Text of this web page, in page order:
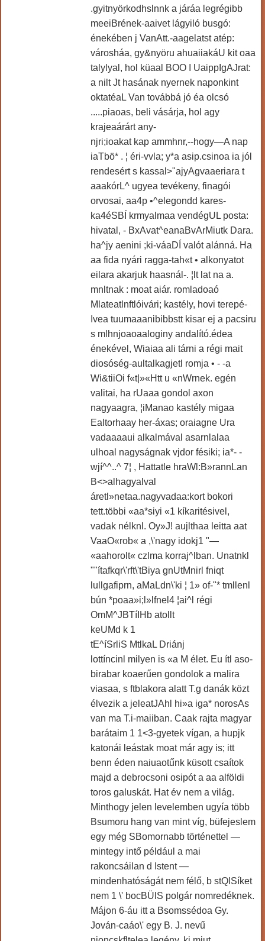
.gyitnyörkodhslnnk a járáa legrégibb
meeiBrének-aaivet lágyiló busgó:
énekében j VanAtt.-aagelatst atép:
városháa, gy&nyöru ahuaiiakáU kit oaa
talylyal, hol küaal BOO I UaippIgAJrat:
a nilt Jt hasának nyernek naponkint
oktatéaL Van továbbá jó éa olcsó
.....piaoas, beli vásárja, hol agy
krajeaárárt any-
njri;ioakat kap ammhnr,--hogy—A nap
iaTbö* . ¦ éri-vvla; y*a asip.csinoa ia jól
rendesért s kassal>"ajyAgvaaeriara t
aaakórL^ ugyea tevékeny, finagói
orvosai, aa4p •^elegondd kares-
ka4éSBÍ krmyalmaa vendégUL posta:
hivatal, - BxAvat^eanaBvArMiutk Dara.
ha^jy aenini ;ki-váaDÍ valót alánná. Ha
aa fida nyári ragga-tah«t • alkonyatot
eilara akarjuk haasnál-. ¦lt lat na a.
mnltnak : moat aiár. romladoaó
Mlateatlnftlóivári; kastély, hovi terepé-
Ivea tuumaaanibibbstt kisar ej a pacsiru
s mlhnjoaoaaloginy andalító.édea
énekével, Wiaiaa ali tárni a régi mait
diosóség-aultalkagjetl romja • - -a
Wi&tiiOi f«t|»«Htt u «nWrnek. egén
valitai, ha rUaaa gondol axon
nagyaagra, ¦iManao kastély migaa
Ealtorhaay her-áxas; oraiagne Ura
vadaaaaui alkalmával asarnlalaa
ulhoal nagyságnak vjdor fésiki; ia*- -
wjí^^..^ 7¦ , Hattatle hraWl:B»rannLan
B<>alhagyalval
áretl»netaa.nagyvadaa:kort bokori
tett.többi «aa*siyi «1 kíkaritésivel,
vadak nélknl. Oy»J! aujlthaa leitta aat
VaaO«rob« a ,\'nagy idokj1 "—
«aahorolt« czlma korraj^lban. Unatnkl
""ítafkqr\'rft\'tBiya gnUtMnirl fniqt
lullgafiprn, aMaLdn\'ki ¦ 1» of-"* tmllenl
bún *poaa»i;l»lfnel4 ¦ai^l régi
OmM^JBTíIHb atollt
keUMd k 1
tE^íSrliS MtlkaL Driánj
lottíncinl milyen is «a M élet. Eu ítl aso-
birabar koaerűen gondolok a malira
viasaa, s ftblakora alatt T.g danák közt
élvezik a jeleatJAhl hi»a iga* norosAs
van ma T.i-maiiban. Caak rajta magyar
barátaim 1 1<3-gyetek vígan, a hupjk
katonái leástak moat már agy is; itt
benn éden naiuaotűnk küsott csaítok
majd a debrocsoni osipót a aa alföldi
toros galuskát. Hat év nem a világ.
Minthogy jelen levelemben ugyía több
Bsumoru hang van mint víg, büfejeslem
egy még SBomornabb történettel —
mintegy intő például a mai
rakoncsáilan d Istent —
mindenhatóságát nem félő, b stQlSíket
nem 1 \' bocBÜlS polgár nomredéknek.
Májon 6-áu itt a Bsomssédoa Gy.
Jován-caáo\' egy B. J. nevű